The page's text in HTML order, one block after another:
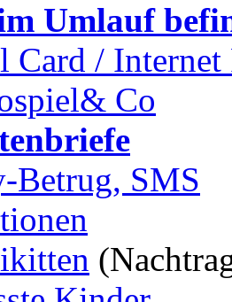
Umlauf
Card / Internet
Co
Betrug, SMS